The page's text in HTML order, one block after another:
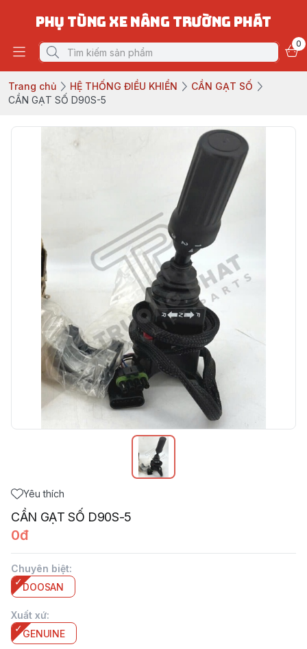
PHỤ TÙNG XE NÂNG TRƯỜNG PHÁT
0
Trang chủ HỆ THỐNG ĐIỀU KHIỂN
CẦN GẠT SỐ
CẦN GẠT SỐ D90S-5
Yêu thích
CẦN GẠT SỐ D90S-5
0đ
Chuyên biệt:
DOOSAN
Xuất xứ:
GENUINE